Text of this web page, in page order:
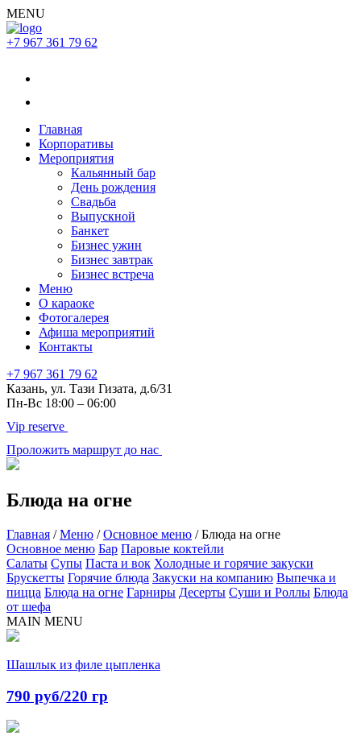
MENU
+7 967 361 79 62
Главная
Корпоративы
Мероприятия
Кальянный бар
День рождения
Свадьба
Выпускной
Банкет
Бизнес ужин
Бизнес завтрак
Бизнес встреча
Меню
О караоке
Фотогалерея
Афиша мероприятий
Контакты
+7 967 361 79 62
Казань, ул. Тази Гизата, д.6/31
Пн-Вс 18:00 – 06:00
Vip reserve
Проложить маршрут до нас
Блюда на огне
Главная / Меню / Основное меню /Блюда на огне
Основное меню Бар Паровые коктейли
Салаты Супы Паста и вок Холодные и горячие закуски
Брускетты Горячие блюда Закуски на компанию Выпечка и
пицца Блюда на огне Гарниры Десерты Суши и Роллы Блюда
от шефа
MAIN MENU
Шашлык из филе цыпленка
790 руб/220 гр